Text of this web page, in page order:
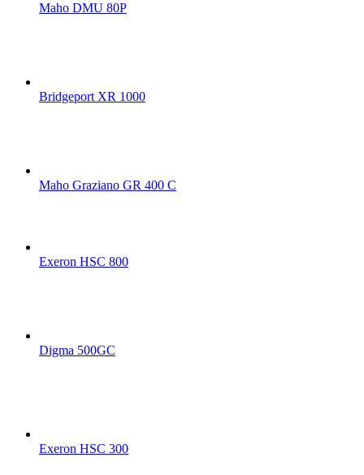
Maho DMU 80P
Bridgeport XR 1000
Maho Graziano GR 400 C
Exeron HSC 800
Digma 500GC
Exeron HSC 300